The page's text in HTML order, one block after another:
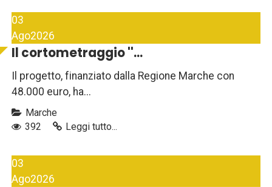
03
Ago2026
Il cortometraggio ''...
Il progetto, finanziato dalla Regione Marche con
48.000 euro, ha...
Marche
392
Leggi tutto...
03
Ago2026